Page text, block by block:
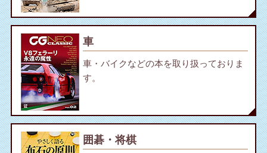
車
車・バイクなどの本を取り扱っておりま
す。
囲碁・将棋